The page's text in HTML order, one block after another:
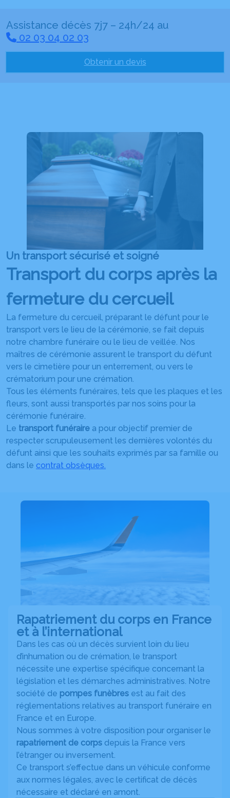
Assistance décès 7j7 – 24h/24 au
02 03 04 02 03
Obtenir un devis
Un transport sécurisé et soigné
Transport du corps après la
fermeture du cercueil
La fermeture du cercueil, préparant le défunt pour le
transport vers le lieu de la cérémonie, se fait depuis
notre chambre funéraire ou le lieu de veillée. Nos
maîtres de cérémonie assurent le transport du défunt
vers le cimetière pour un enterrement, ou vers le
crématorium pour une crémation.
Tous les éléments funéraires, tels que les plaques et les
fleurs, sont aussi transportés par nos soins pour la
cérémonie funéraire.
Le transport funéraire a pour objectif premier de
respecter scrupuleusement les dernières volontés du
défunt ainsi que les souhaits exprimés par sa famille ou
dans le contrat obsèques.
Rapatriement du corps en France
et à l’international
Dans les cas où un décès survient loin du lieu
d’inhumation ou de crémation, le transport
nécessite une expertise spécifique concernant la
législation et les démarches administratives. Notre
société de pompes funèbres est au fait des
réglementations relatives au transport funéraire en
France et en Europe.
Nous sommes à votre disposition pour organiser le
rapatriement de corps depuis la France vers
l’étranger ou inversement.
Ce transport s’effectue dans un véhicule conforme
aux normes légales, avec le certificat de décès
nécessaire et déclaré en amont.